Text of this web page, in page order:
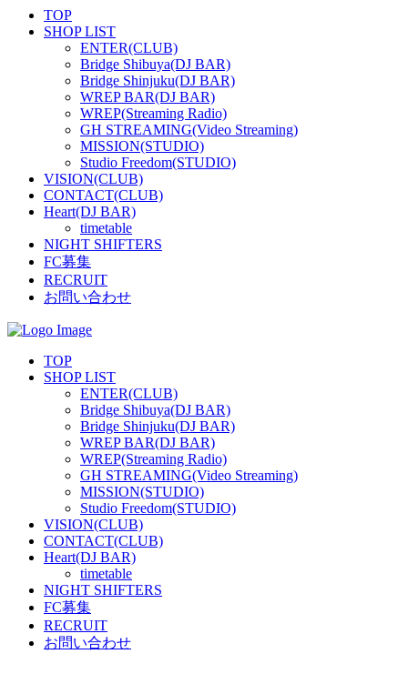
TOP
SHOP LIST
ENTER(CLUB)
Bridge Shibuya(DJ BAR)
Bridge Shinjuku(DJ BAR)
WREP BAR(DJ BAR)
WREP(Streaming Radio)
GH STREAMING(Video Streaming)
MISSION(STUDIO)
Studio Freedom(STUDIO)
VISION(CLUB)
CONTACT(CLUB)
Heart(DJ BAR)
timetable
NIGHT SHIFTERS
FC募集
RECRUIT
お問い合わせ
TOP
SHOP LIST
ENTER(CLUB)
Bridge Shibuya(DJ BAR)
Bridge Shinjuku(DJ BAR)
WREP BAR(DJ BAR)
WREP(Streaming Radio)
GH STREAMING(Video Streaming)
MISSION(STUDIO)
Studio Freedom(STUDIO)
VISION(CLUB)
CONTACT(CLUB)
Heart(DJ BAR)
timetable
NIGHT SHIFTERS
FC募集
RECRUIT
お問い合わせ